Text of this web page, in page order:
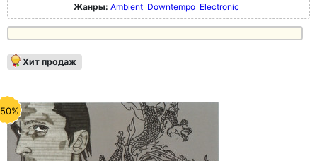
Жанры: Ambient Downtempo Electronic
Хит продаж